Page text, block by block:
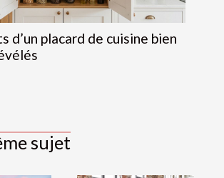
d’un placard de cuisine bien
sujet